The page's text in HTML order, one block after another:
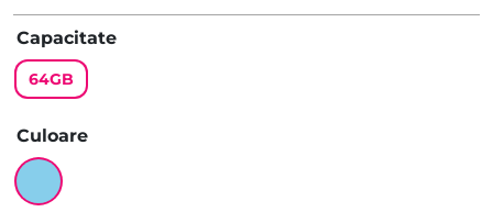
Capacitate
64GB
Culoare